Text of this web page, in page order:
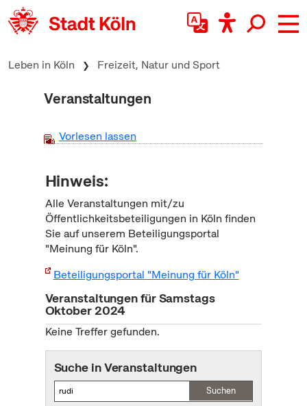
zum Inhalt springen
Leben in Köln Freizeit, Natur und Sport
Veranstaltungen
Vorlesen lassen
Hinweis:
Alle Veranstaltungen mit/zu
Öffentlichkeitsbeteiligungen in Köln finden
Sie auf unserem Beteiligungsportal
"Meinung für Köln".
Beteiligungsportal "Meinung für Köln"
Veranstaltungen für Samstags
Oktober 2024
Keine Treffer gefunden.
Suche in Veranstaltungen
Suchen